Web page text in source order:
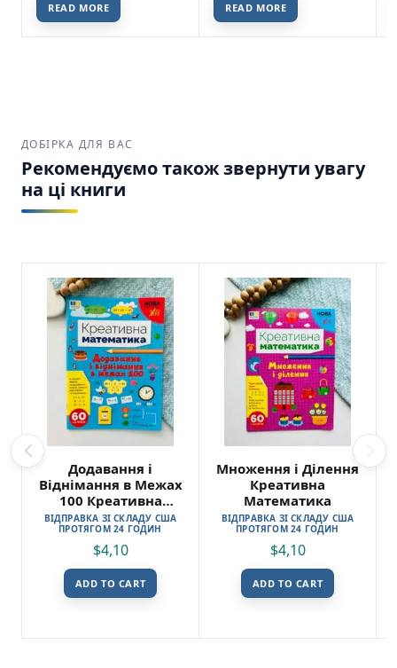
READ MORE READ MORE
ДОБІРКА ДЛЯ ВАС
Рекомендуємо також звернути увагу
на ці книги
Додавання і
Віднімання в Межах
100 Креативна
Математика
ВІДПРАВКА ЗІ СКЛАДУ США
ПРОТЯГОМ 24 ГОДИН
$4,10
ADD TO CART
Множення і Ділення
Креативна
Математика
ВІДПРАВКА ЗІ СКЛАДУ США
ПРОТЯГОМ 24 ГОДИН
$4,10
ADD TO CART